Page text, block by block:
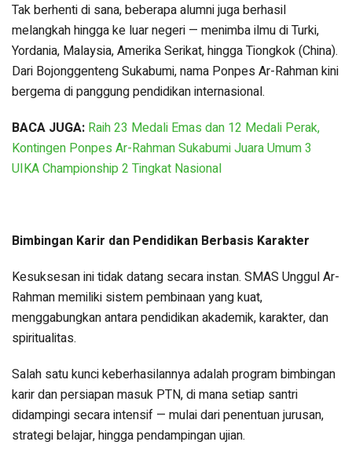
Tak berhenti di sana, beberapa alumni juga berhasil
melangkah hingga ke luar negeri — menimba ilmu di Turki,
Yordania, Malaysia, Amerika Serikat, hingga Tiongkok (China).
Dari Bojonggenteng Sukabumi, nama Ponpes Ar-Rahman kini
bergema di panggung pendidikan internasional.
BACA JUGA: Raih 23 Medali Emas dan 12 Medali Perak,
Kontingen Ponpes Ar-Rahman Sukabumi Juara Umum 3
UIKA Championship 2 Tingkat Nasional
Bimbingan Karir dan Pendidikan Berbasis Karakter
Kesuksesan ini tidak datang secara instan. SMAS Unggul Ar-
Rahman memiliki sistem pembinaan yang kuat,
menggabungkan antara pendidikan akademik, karakter, dan
spiritualitas.
Salah satu kunci keberhasilannya adalah program bimbingan
karir dan persiapan masuk PTN, di mana setiap santri
didampingi secara intensif — mulai dari penentuan jurusan,
strategi belajar, hingga pendampingan ujian.